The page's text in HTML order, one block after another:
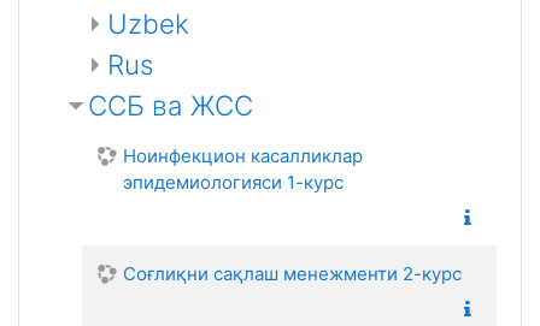
Uzbek
Rus
ССБ ва ЖСС
Ноинфекцион касалликлар
эпидемиологияси 1-курс
Соғлиқни сақлаш менежменти 2-курс